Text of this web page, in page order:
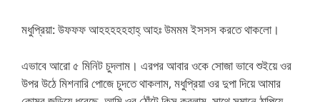
মধুপ্রিয়া: উফফফ আহহহহহহাহ্ আহঃ উমমম ইসসস করতে থাকলো।
এভাবে আরো ৫ মিনিট চুদলাম। এরপর আবার ওকে সোজা ভাবে শুইয়ে ওর
উপর উঠে মিশনারি পোজে চুদতে থাকলাম, মধুপ্রিয়া ওর দুপা দিয়ে আমার